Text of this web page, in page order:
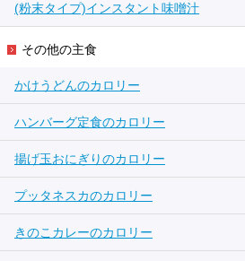
(粉末タイプ)インスタント味噌汁
その他の主食
かけうどんのカロリー
ハンバーグ定食のカロリー
揚げ玉おにぎりのカロリー
プッタネスカのカロリー
きのこカレーのカロリー